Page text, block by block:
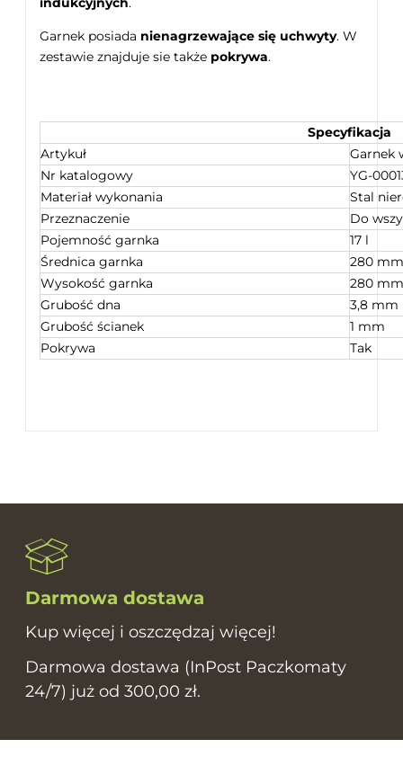
Garnek posiada nienagrzewające się uchwyty. W
zestawie znajduje sie także pokrywa.
Specyfikacja
Artykuł
Garnek
Nr katalogowy
YG-
Materiał wykonania
Stal
Przeznaczenie
Do
Pojemność garnka
17 l
Średnica garnka
280 mm
Wysokość garnka
280 mm
Grubość dna
3,8 mm
Grubość ścianek
1 mm
Pokrywa
Tak
Darmowa dostawa
Kup więcej i oszczędzaj więcej!
Darmowa dostawa (InPost Paczkomaty
24/7) już od 300,00 zł.